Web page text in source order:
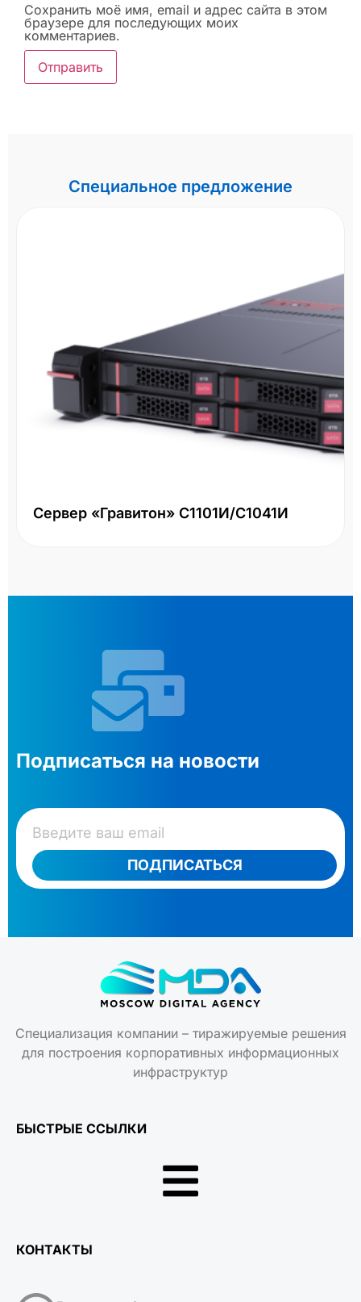
Сохранить моё имя, email и адрес сайта в этом
браузере для последующих моих
комментариев.
Специальное предложение
Сервер «Гравитон» С1101И/С1041И
Подписаться на новости
ПОДПИСАТЬСЯ
Специализация компании – тиражируемые решения
для построения корпоративных информационных
инфраструктур
БЫСТРЫЕ ССЫЛКИ
КОНТАКТЫ